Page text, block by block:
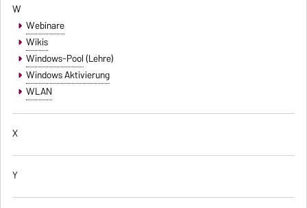
W
Webinare
Wikis
Windows-Pool(Lehre)
Windows Aktivierung
WLAN
X
Y